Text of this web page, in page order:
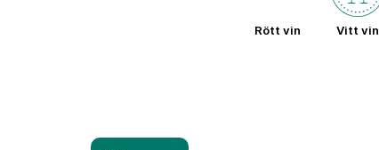
Rött vin Vitt vin